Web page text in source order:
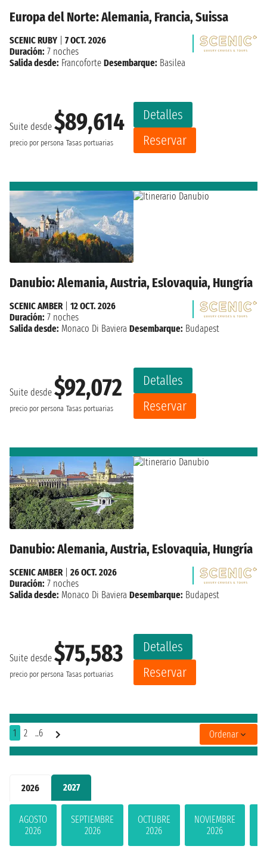
2026 2027
AGOSTO
2026
SEPTIEMBRE
2026
OCTUBRE
2026
NOVIEMBRE
2026
Europa del Norte: Alemania, Francia, Suissa
Suite desde $89,614
precio por persona Tasas portuarias
Detalles
Reservar
SCENIC RUBY
7 OCT. 2026
Duración: 7 noches
Salida desde: Francoforte Desembarque: Basilea
Danubio: Alemania, Austria, Eslovaquia, Hungría
Suite desde $92,072
precio por persona Tasas portuarias
Detalles
Reservar
SCENIC AMBER| 12 OCT. 2026
Duración: 7 noches
Salida desde: Monaco Di Baviera Desembarque: Budapest
Danubio: Alemania, Austria, Eslovaquia, Hungría
Suite desde $75,583
precio por persona Tasas portuarias
Detalles
Reservar
SCENIC AMBER
26 OCT. 2026
Duración: 7 noches
Salida desde: Monaco Di Baviera Desembarque: Budapest
1 2 ..6 Ordenar